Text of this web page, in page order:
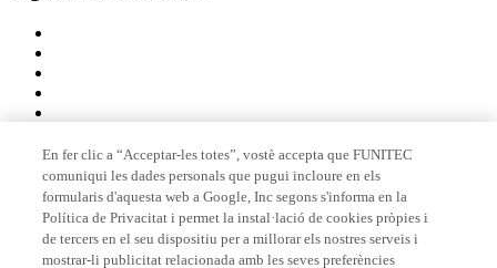
Membre de
En fer clic a “Acceptar-les totes”, vostè accepta que FUNITEC
comuniqui les dades personals que pugui incloure en els
formularis d'aquesta web a Google, Inc segons s'informa en la
Política de Privacitat i permet la instal·lació de cookies pròpies i
de tercers en el seu dispositiu per a millorar els nostres serveis i
mostrar-li publicitat relacionada amb les seves preferències